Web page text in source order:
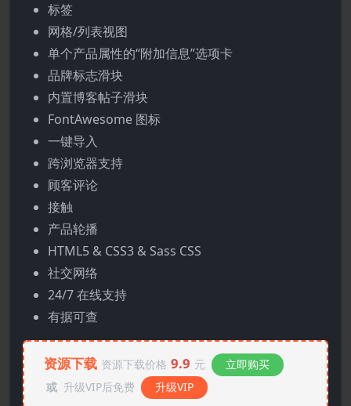
标签
网格/列表视图
单个产品属性的“附加信息”选项卡
品牌标志滑块
内置博客帖子滑块
FontAwesome 图标
一键导入
跨浏览器支持
顾客评论
接触
产品轮播
HTML5 & CSS3 & Sass CSS
社交网络
24/7 在线支持
有据可查
资源下载 资源下载价格 9.9 元
立即购买
或 升级VIP后免费 升级VIP